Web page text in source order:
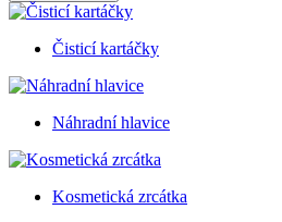
Čisticí kartáčky
Náhradní hlavice
Kosmetická zrcátka